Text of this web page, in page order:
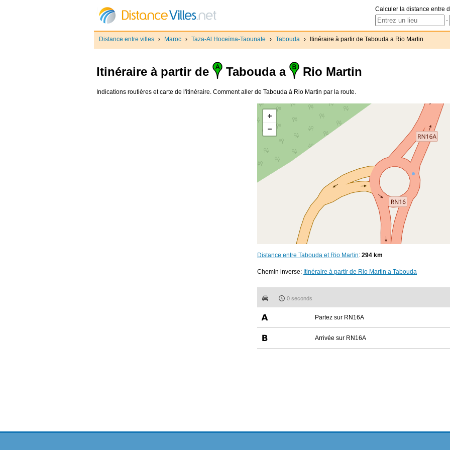
Calculer la distance entre
-
Distance entre villes › Maroc › Taza-Al Hoceïma-Taounate › Tabouda › Itinéraire à partir de Tabouda a Rio Martin
Itinéraire à partir de Tabouda a Rio Martin
Indications routières et carte de l'itinéraire. Comment aller de Tabouda à Rio Martin par la route.
Distance entre Tabouda et Rio Martin: 294 km
Chemin inverse: Itinéraire à partir de Rio Martin a Tabouda
0 seconds
Partez sur RN16A
Arrivée sur RN16A